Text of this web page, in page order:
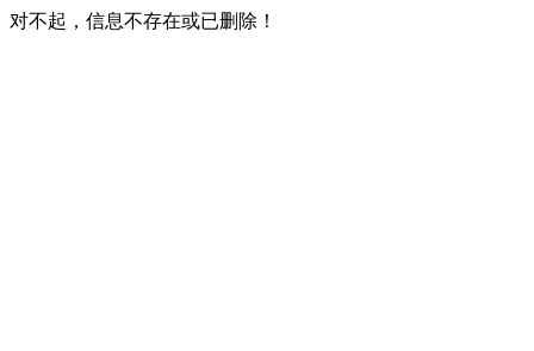
对不起，信息不存在或已删除！